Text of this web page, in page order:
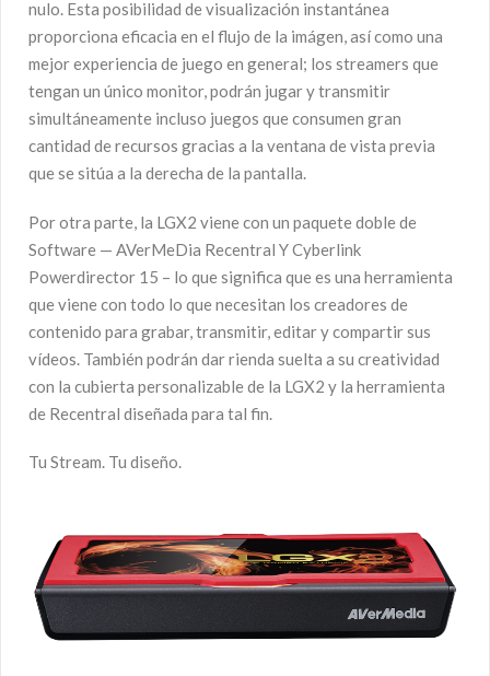
nulo. Esta posibilidad de visualización instantánea
proporciona eficacia en el flujo de la imágen, así como una
mejor experiencia de juego en general; los streamers que
tengan un único monitor, podrán jugar y transmitir
simultáneamente incluso juegos que consumen gran
cantidad de recursos gracias a la ventana de vista previa
que se sitúa a la derecha de la pantalla.
Por otra parte, la LGX2 viene con un paquete doble de
Software — AVerMeDia Recentral Y Cyberlink
Powerdirector 15 – lo que significa que es una herramienta
que viene con todo lo que necesitan los creadores de
contenido para grabar, transmitir, editar y compartir sus
vídeos. También podrán dar rienda suelta a su creatividad
con la cubierta personalizable de la LGX2 y la herramienta
de Recentral diseñada para tal fin.
Tu Stream. Tu diseño.